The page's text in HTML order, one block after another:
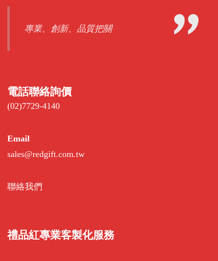
專業、創新、品質把關
電話聯絡詢價
(02)7729-4140
Email
sales@redgift.com.tw
聯絡我們
禮品紅專業客製化服務